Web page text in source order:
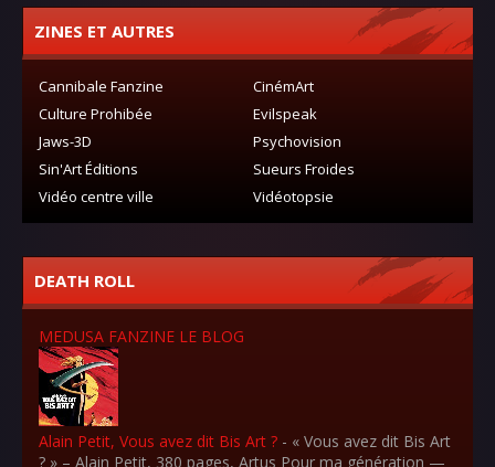
ZINES ET AUTRES
Cannibale Fanzine
CinémArt
Culture Prohibée
Evilspeak
Jaws-3D
Psychovision
Sin'Art Éditions
Sueurs Froides
Vidéo centre ville
Vidéotopsie
DEATH ROLL
MEDUSA FANZINE LE BLOG
Alain Petit, Vous avez dit Bis Art ? - « Vous avez dit Bis Art
? » – Alain Petit, 380 pages, Artus Pour ma génération —